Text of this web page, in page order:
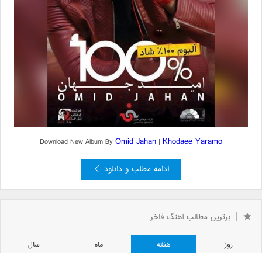
Download New Album ByOmid Jahan | Khodaee Yaramo
ادامه مطلب و دانلود
برترین مطالب آهنگ فاخر
روز هفته ماه
سال